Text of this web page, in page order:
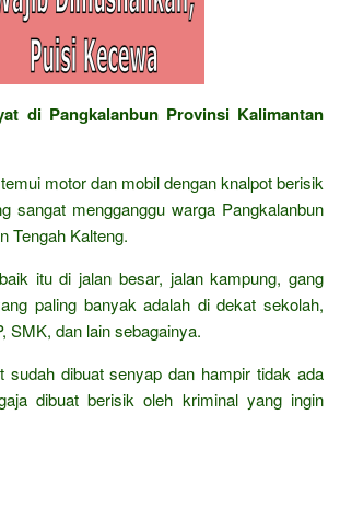
di Pangkalanbun Provinsi Kalimantan
motor dan mobil dengan knalpot berisik
sangat mengganggu warga Pangkalanbun
Tengah Kalteng.
itu di jalan besar, jalan kampung, gang
paling banyak adalah di dekat sekolah,
SMK, dan lain sebagainya.
sudah dibuat senyap dan hampir tidak ada
dibuat berisik oleh kriminal yang ingin